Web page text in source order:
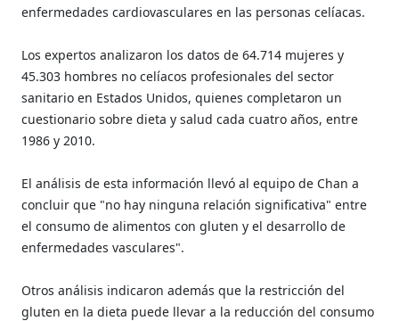
enfermedades cardiovasculares en las personas celíacas.
Los expertos analizaron los datos de 64.714 mujeres y
45.303 hombres no celíacos profesionales del sector
sanitario en Estados Unidos, quienes completaron un
cuestionario sobre dieta y salud cada cuatro años, entre
1986 y 2010.
El análisis de esta información llevó al equipo de Chan a
concluir que "no hay ninguna relación significativa" entre
el consumo de alimentos con gluten y el desarrollo de
enfermedades vasculares".
Otros análisis indicaron además que la restricción del
gluten en la dieta puede llevar a la reducción del consumo